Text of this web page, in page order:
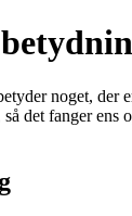
noget, der
det fanger ens